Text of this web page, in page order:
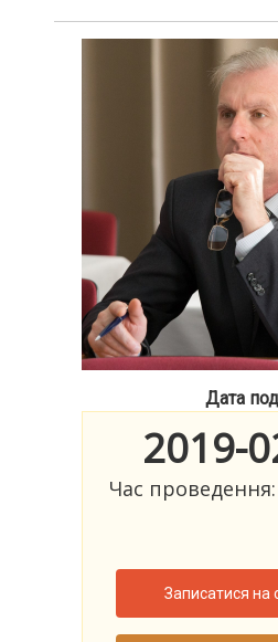
Дата
2019-
Час проведення:
Записатися на